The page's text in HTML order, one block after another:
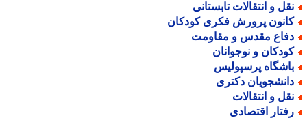
و انتقالات تابستانی
پرورش فکری کودکان
مقدس و مقاومت
و نوجوانان
پرسپولیس
دکتری
و انتقالات
اقتصادی